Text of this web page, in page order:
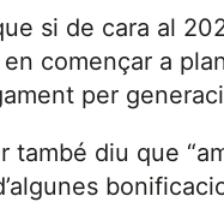
si de cara al
en començar a
per
també diu que